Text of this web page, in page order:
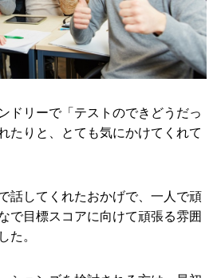
ドリーで「テストのできどうだっ
たりと、とても気にかけてくれて
話してくれたおかげで、一人で頑
で目標スコアに向けて頑張る雰囲
た。